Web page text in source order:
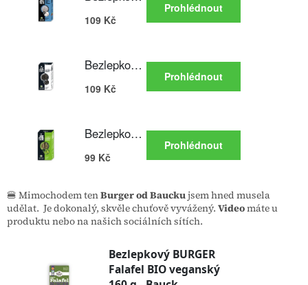
🍔 Mimochodem tenBurger od Bauckujsem hned musela
udělat. Je dokonalý, skvěle chuťově vyvážený. Videomáte u
produktu nebo na našich sociálních sítích.